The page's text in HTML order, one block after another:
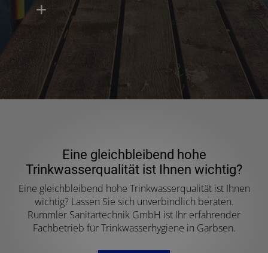
Eine gleichbleibend hohe
Trinkwasserqualität ist Ihnen wichtig?
Eine gleichbleibend hohe Trinkwasserqualität ist Ihnen
wichtig? Lassen Sie sich unverbindlich beraten.
Rummler Sanitärtechnik GmbH ist Ihr erfahrender
Fachbetrieb für Trinkwasserhygiene in Garbsen.